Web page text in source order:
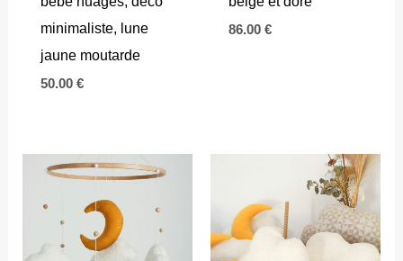
minimaliste, lune
jaune moutarde
50.00 €
86.00 €